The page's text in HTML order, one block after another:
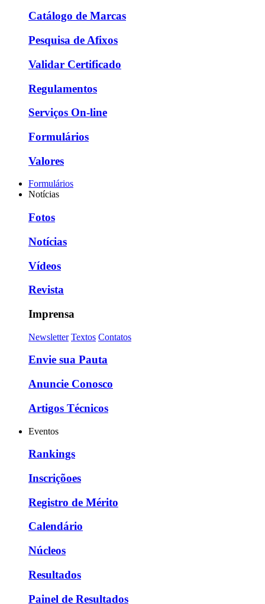
Catálogo de Marcas
Pesquisa de Afixos
Validar Certificado
Regulamentos
Serviços On-line
Formulários
Valores
Formulários
Notícias
Fotos
Notícias
Vídeos
Revista
Imprensa
Newsletter Textos Contatos
Envie sua Pauta
Anuncie Conosco
Artigos Técnicos
Eventos
Rankings
Inscriçõoes
Registro de Mérito
Calendário
Núcleos
Resultados
Painel de Resultados